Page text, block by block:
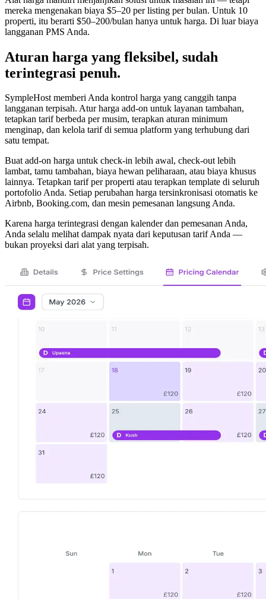
mereka mengenakan biaya $5–20 per listing per bulan. Untuk 10
properti, itu berarti $50–200/bulan hanya untuk harga. Di luar biaya
langganan PMS Anda.
Aturan harga yang fleksibel, sudah
terintegrasi penuh.
SympleHost memberi Anda kontrol harga yang canggih tanpa
langganan terpisah. Atur harga add-on untuk layanan tambahan,
tetapkan tarif berbeda per musim, terapkan aturan minimum
menginap, dan kelola tarif di semua platform yang terhubung dari
satu tempat.
Buat add-on harga untuk check-in lebih awal, check-out lebih
lambat, tamu tambahan, biaya hewan peliharaan, atau biaya khusus
lainnya. Tetapkan tarif per properti atau terapkan template di seluruh
portofolio Anda. Setiap perubahan harga tersinkronisasi otomatis ke
Airbnb, Booking.com, dan mesin pemesanan langsung Anda.
Karena harga terintegrasi dengan kalender dan pemesanan Anda,
Anda selalu melihat dampak nyata dari keputusan tarif Anda —
bukan proyeksi dari alat yang terpisah.